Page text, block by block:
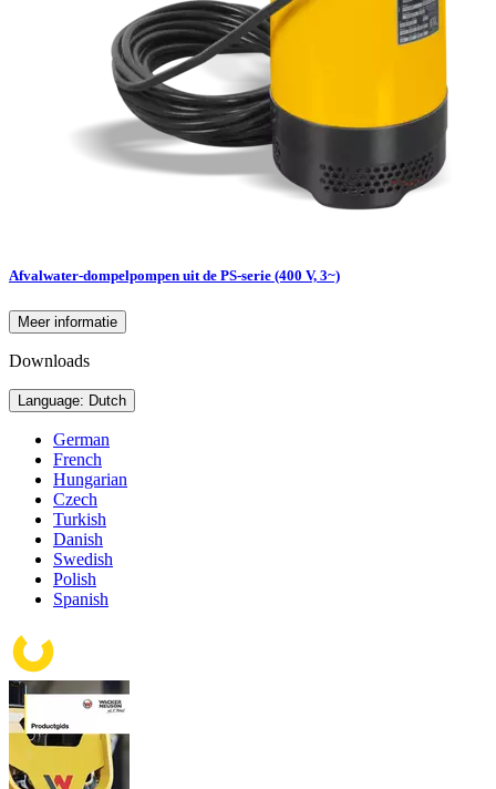
Afvalwater-dompelpompen uit de PS-serie (400 V, 3~)
Meer informatie
Downloads
Language: Dutch
German
French
Hungarian
Czech
Turkish
Danish
Swedish
Polish
Spanish